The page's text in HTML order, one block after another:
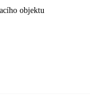
objektu